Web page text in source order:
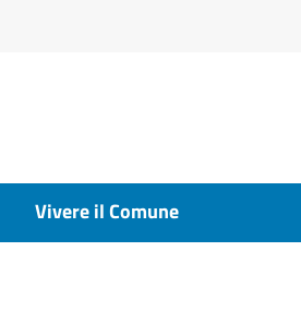
Vivere il Comune